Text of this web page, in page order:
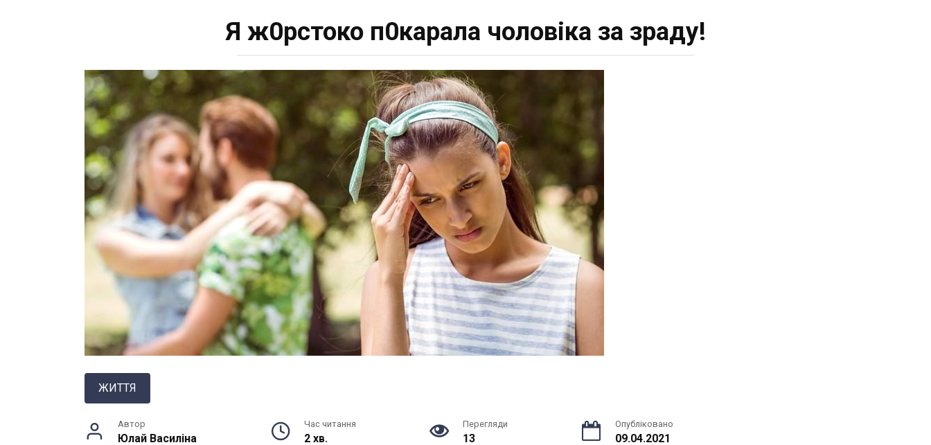
Я ж0рстоко п0карала чоловіка за зраду!
ЖИТТЯ
Автор
Юлай Василiна
Час читання
2 хв.
Перегляди
13
Опубліковано
09.04.2021